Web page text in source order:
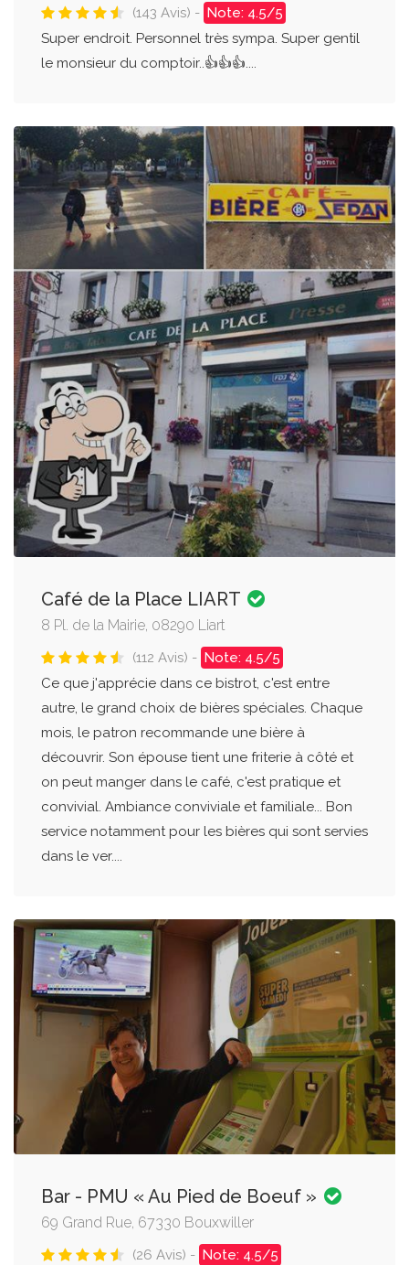
(143 Avis) - Note: 4.5/5
Super endroit. Personnel très sympa. Super gentil
le monsieur du comptoir..👍👍👍....
Café de la Place LIART
8 Pl. de la Mairie, 08290 Liart
(112 Avis) - Note: 4.5/5
Ce que j'apprécie dans ce bistrot, c'est entre
autre, le grand choix de bières spéciales. Chaque
mois, le patron recommande une bière à
découvrir. Son épouse tient une friterie à côté et
on peut manger dans le café, c'est pratique et
convivial. Ambiance conviviale et familiale... Bon
service notamment pour les bières qui sont servies
dans le ver....
Bar - PMU « Au Pied de Boeuf »
69 Grand Rue, 67330 Bouxwiller
(26 Avis) - Note: 4.5/5